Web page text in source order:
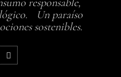
responsable,
Un paraíso
sostenibles.